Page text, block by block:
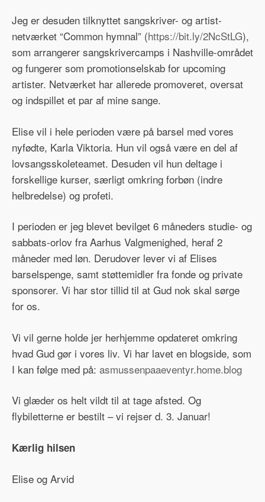
​Jeg er desuden tilknyttet sangskriver- og artist-
netværket “Common hymnal” (https://bit.ly/2NcStLG),
som arrangerer sangskrivercamps i Nashville-området
og fungerer som promotionselskab for upcoming
artister. Netværket har allerede promoveret, oversat
og indspillet et par af mine sange.
Elise vil i hele perioden være på barsel med vores
nyfødte, Karla Viktoria. Hun vil også være en del af
lovsangsskoleteamet. Desuden vil hun deltage i
forskellige kurser, særligt omkring forbøn (indre
helbredelse) og profeti.
I perioden er jeg blevet bevilget 6 måneders studie- og
sabbats-orlov fra Aarhus Valgmenighed, heraf 2
måneder med løn. Derudover lever vi af Elises
barselspenge, samt støttemidler fra fonde og private
sponsorer. Vi har stor tillid til at Gud nok skal sørge
for os.
Vi vil gerne holde jer herhjemme opdateret omkring
hvad Gud gør i vores liv. Vi har lavet en blogside, som
I kan følge med på: asmussenpaaeventyr.home.blog
Vi glæder os helt vildt til at tage afsted. Og
flybiletterne er bestilt – vi rejser d. 3. Januar!
Kærlig hilsen
Elise og Arvid